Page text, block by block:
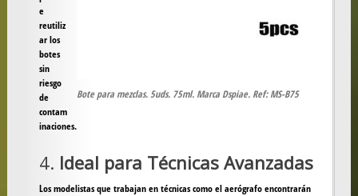
Bote para mezclas. 5uds. 75ml. Marca Dspiae. Ref: MS-B75
e
reutiliz
ar los
botes
sin
riesgo
de
contam
inaciones.
4. Ideal para Técnicas Avanzadas
Los modelistas que trabajan en técnicas como el aerógrafo encontrarán